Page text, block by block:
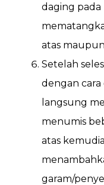
daging pada
atas
Setelah
dengan cara
langsung
menumis
atas
garam/